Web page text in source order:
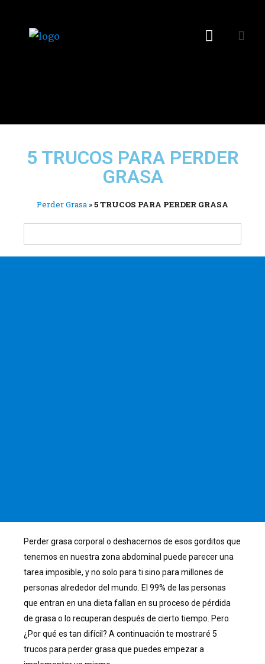
5 TRUCOS PARA PERDER
GRASA
Perder Grasa »5 TRUCOS PARA PERDER GRASA
Perder grasa corporal o deshacernos de esos gorditos que
tenemos en nuestra zona abdominal puede parecer una
tarea imposible, y no solo para ti sino para millones de
personas alrededor del mundo. El 99% de las personas
que entran en una dieta fallan en su proceso de pérdida
de grasa o lo recuperan después de cierto tiempo. Pero
¿Por qué es tan difícil? A continuación te mostraré 5
trucos para perder grasa que puedes empezar a